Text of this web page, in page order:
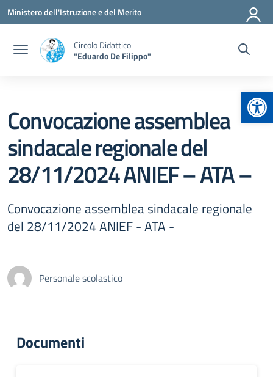
Vai ai contenuti
Vai al menu di navigazione
Vai al footer
Ministero dell'Istruzione e del Merito
Circolo Didattico
"Eduardo De Filippo"
Convocazione assemblea
sindacale regionale del
28/11/2024 ANIEF – ATA –
Convocazione assemblea sindacale regionale
del 28/11/2024 ANIEF - ATA -
Personale scolastico
Documenti